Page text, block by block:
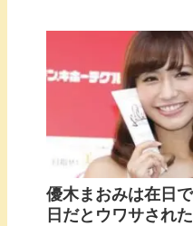
優木まおみは在日
日だとウワサされ